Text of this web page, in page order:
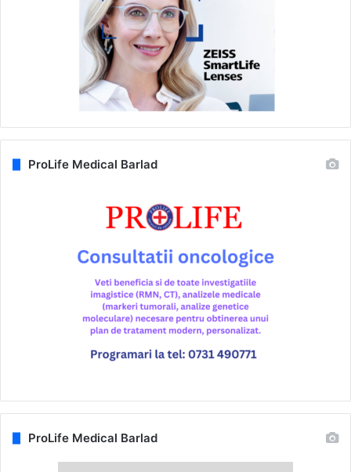
ProLife Medical Barlad
ProLife Medical Barlad